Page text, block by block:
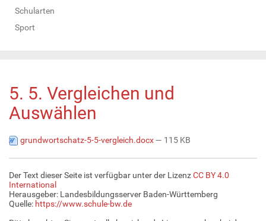
Schularten
Sport
5. 5. Vergleichen und
Auswählen
grundwortschatz-5-5-vergleich.docx— 115 KB
Der Text dieser Seite ist verfügbar unter der LizenzCC BY 4.0
International
Herausgeber: Landesbildungsserver Baden-Württemberg
Quelle: https://www.schule-bw.de